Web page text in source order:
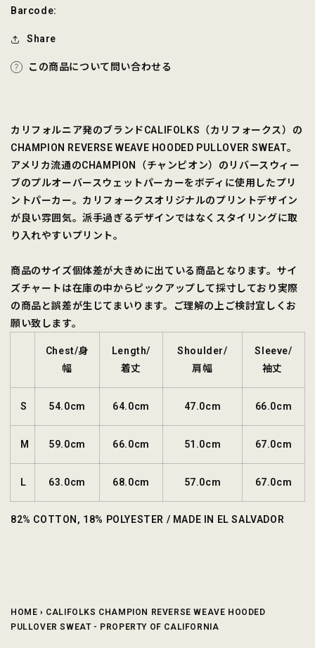
ら
Barcode:
Share
この商品について問い合わせる
カリフォルニア発のブランドCALIFOLKS（カリフォークス）の
CHAMPION REVERSE WEAVE HOODED PULLOVER SWEAT。
アメリカ流通のCHAMPION（チャンピオン）のリバースウィー
ブのプルオーバースウェットパーカーをボディに使用したプリ
ントパーカー。カリフォークスオリジナルのプリントデザイン
が良い雰囲気。派手過ぎるデザインではなくスタイリングに取
り入れやすいプリント。
商品のサイズ個体差が大きめに出ている商品となります。サイ
ズチャートは在庫の中からピックアップして採寸しており実際
の商品と誤差が生じてまいります。ご理解の上ご検討宜しくお
願い致します。
Chest/身
幅
Length/
着丈
Shoulder/
肩幅
Sleeve/
袖丈
S 54.0cm 64.0cm 47.0cm 66.0cm
M 59.0cm 66.0cm 51.0cm 67.0cm
L 63.0cm 68.0cm 57.0cm 67.0cm
82% COTTON, 18% POLYESTER / MADE IN EL SALVADOR
HOME › CALIFOLKS CHAMPION REVERSE WEAVE HOODED
PULLOVER SWEAT - PROPERTY OF CALIFORNIA